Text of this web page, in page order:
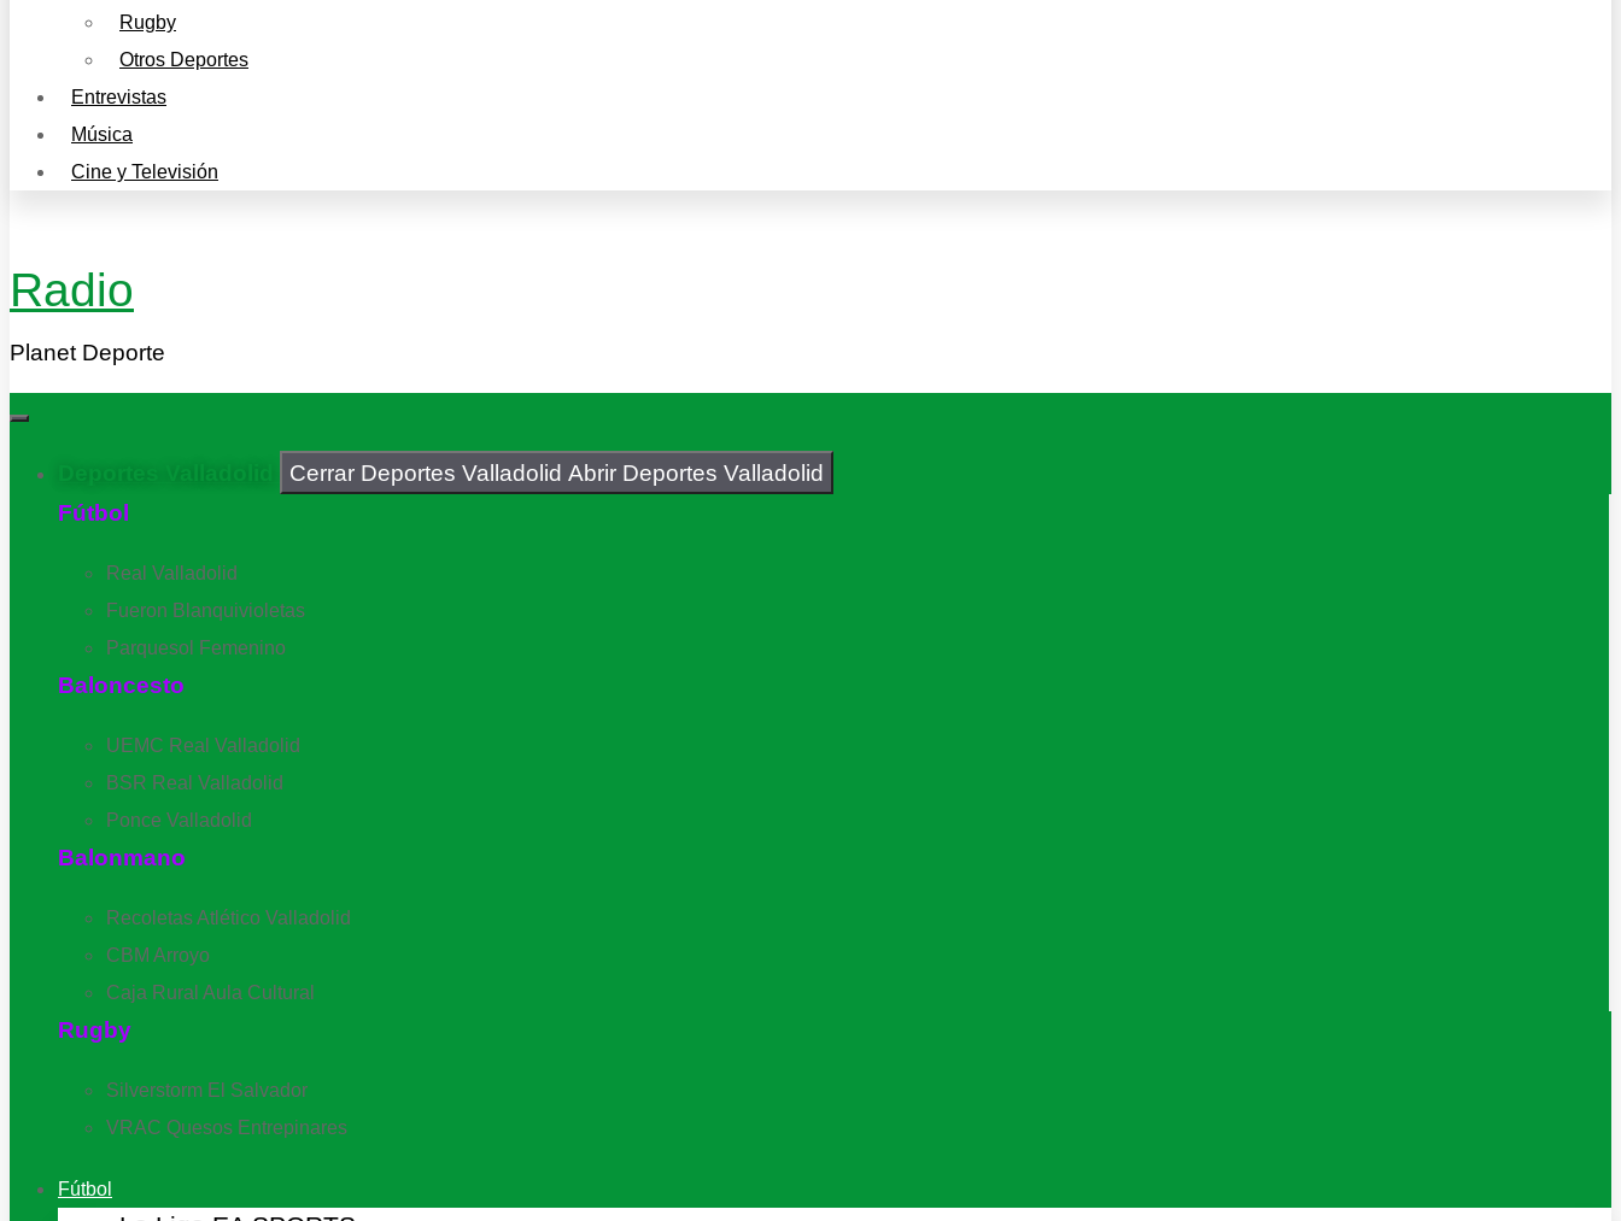
Rugby
Otros Deportes
Entrevistas
Música
Cine y Televisión
Radio
Planet Deporte
Cerrar Deportes Valladolid Abrir Deportes Valladolid
Fútbol
Real Valladolid
Fueron Blanquivioletas
Parquesol Femenino
Baloncesto
UEMC Real Valladolid
BSR Real Valladolid
Ponce Valladolid
Balonmano
Recoletas Atlético Valladolid
CBM Arroyo
Caja Rural Aula Cultural
Rugby
Silverstorm El Salvador
VRAC Quesos Entrepinares
Fútbol